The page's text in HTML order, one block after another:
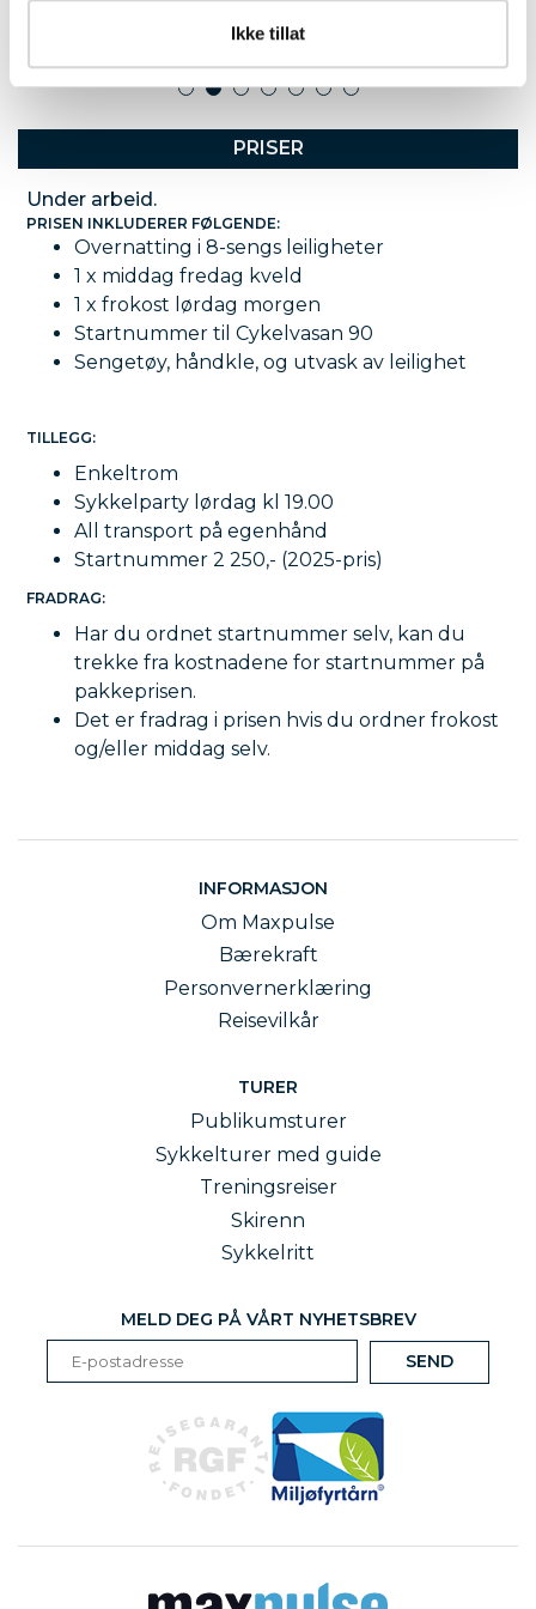
Ikke tillat
1 2 3 4 5 6 7
PRISER
Under arbeid.
PRISEN INKLUDERER FØLGENDE:
Overnatting i 8-sengs leiligheter
1 x middag fredag kveld
1 x frokost lørdag morgen
Startnummer til Cykelvasan 90
Sengetøy, håndkle, og utvask av leilighet
TILLEGG:
Enkeltrom
Sykkelparty lørdag kl 19.00
All transport på egenhånd
Startnummer 2 250,- (2025-pris)
FRADRAG:
Har du ordnet startnummer selv, kan du
trekke fra kostnadene for startnummer på
pakkeprisen.
Det er fradrag i prisen hvis du ordner frokost
og/eller middag selv.
INFORMASJON
Om Maxpulse
Bærekraft
Personvernerklæring
Reisevilkår
TURER
Publikumsturer
Sykkelturer med guide
Treningsreiser
Skirenn
Sykkelritt
MELD DEG PÅ VÅRT NYHETSBREV